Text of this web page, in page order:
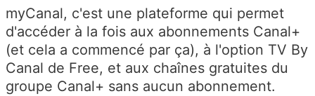
myCanal, c'est une plateforme qui permet
d'accéder à la fois aux abonnements Canal+
(et cela a commencé par ça), à l'option TV By
Canal de Free, et aux chaînes gratuites du
groupe Canal+ sans aucun abonnement.